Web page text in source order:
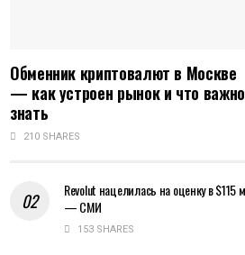
Обменник криптовалют в Москве
— как устроен рынок и что важно
знать
210 SHARES
Revolut нацелилась на оценку в $115
— СМИ
153 SHARES